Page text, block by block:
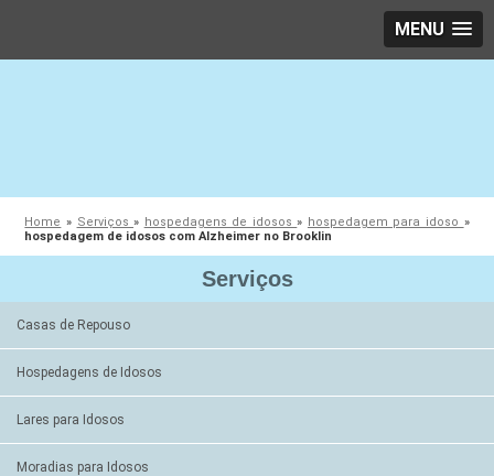
MENU
Home » Serviços» hospedagens de idosos» hospedagem para idoso »
hospedagem de idosos com Alzheimer no Brooklin
Serviços
Casas de Repouso
Hospedagens de Idosos
Lares para Idosos
Moradias para Idosos